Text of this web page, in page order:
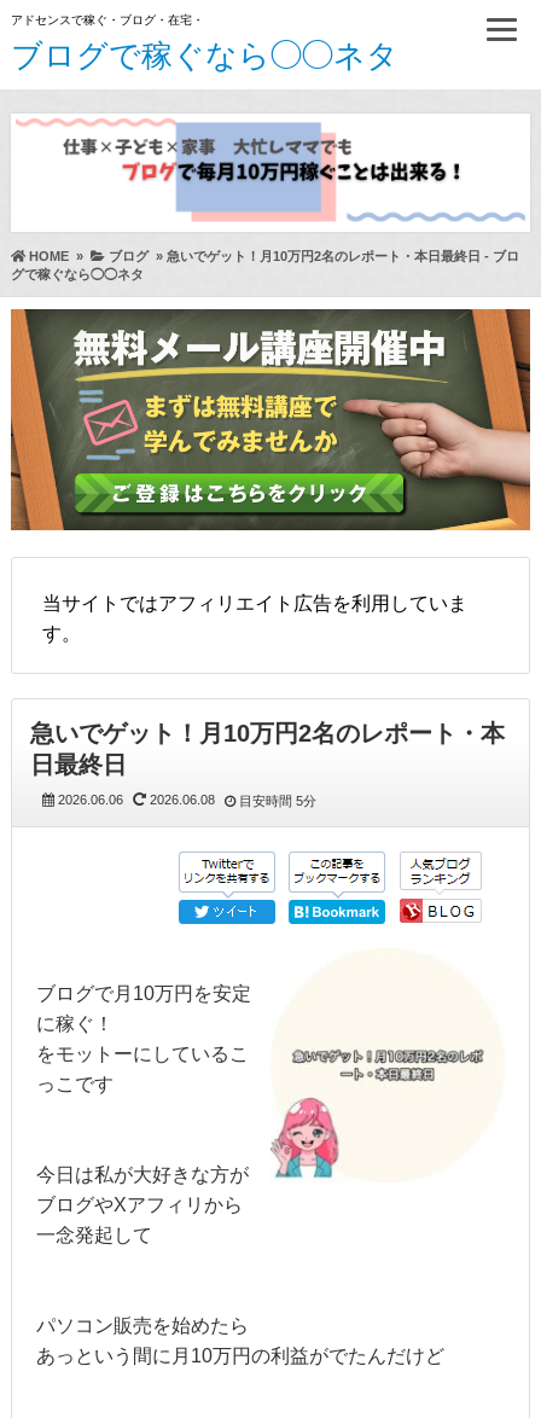
アドセンスで稼ぐ・ブログ・在宅・
ブログで稼ぐなら◯◯ネタ
HOME» ブログ» 急いでゲット！月10万円2名のレポート・本日最終日 - ブロ
グで稼ぐなら◯◯ネタ
当サイトではアフィリエイト広告を利用していま
す。
急いでゲット！月10万円2名のレポート・本
日最終日
2026.06.06 2026.06.08 目安時間 5分
ブログで月10万円を安定
に稼ぐ！
をモットーにしているこ
っこです
今日は私が大好きな方が
ブログやXアフィリから
一念発起して
パソコン販売を始めたら
あっという間に月10万円の利益がでたんだけど